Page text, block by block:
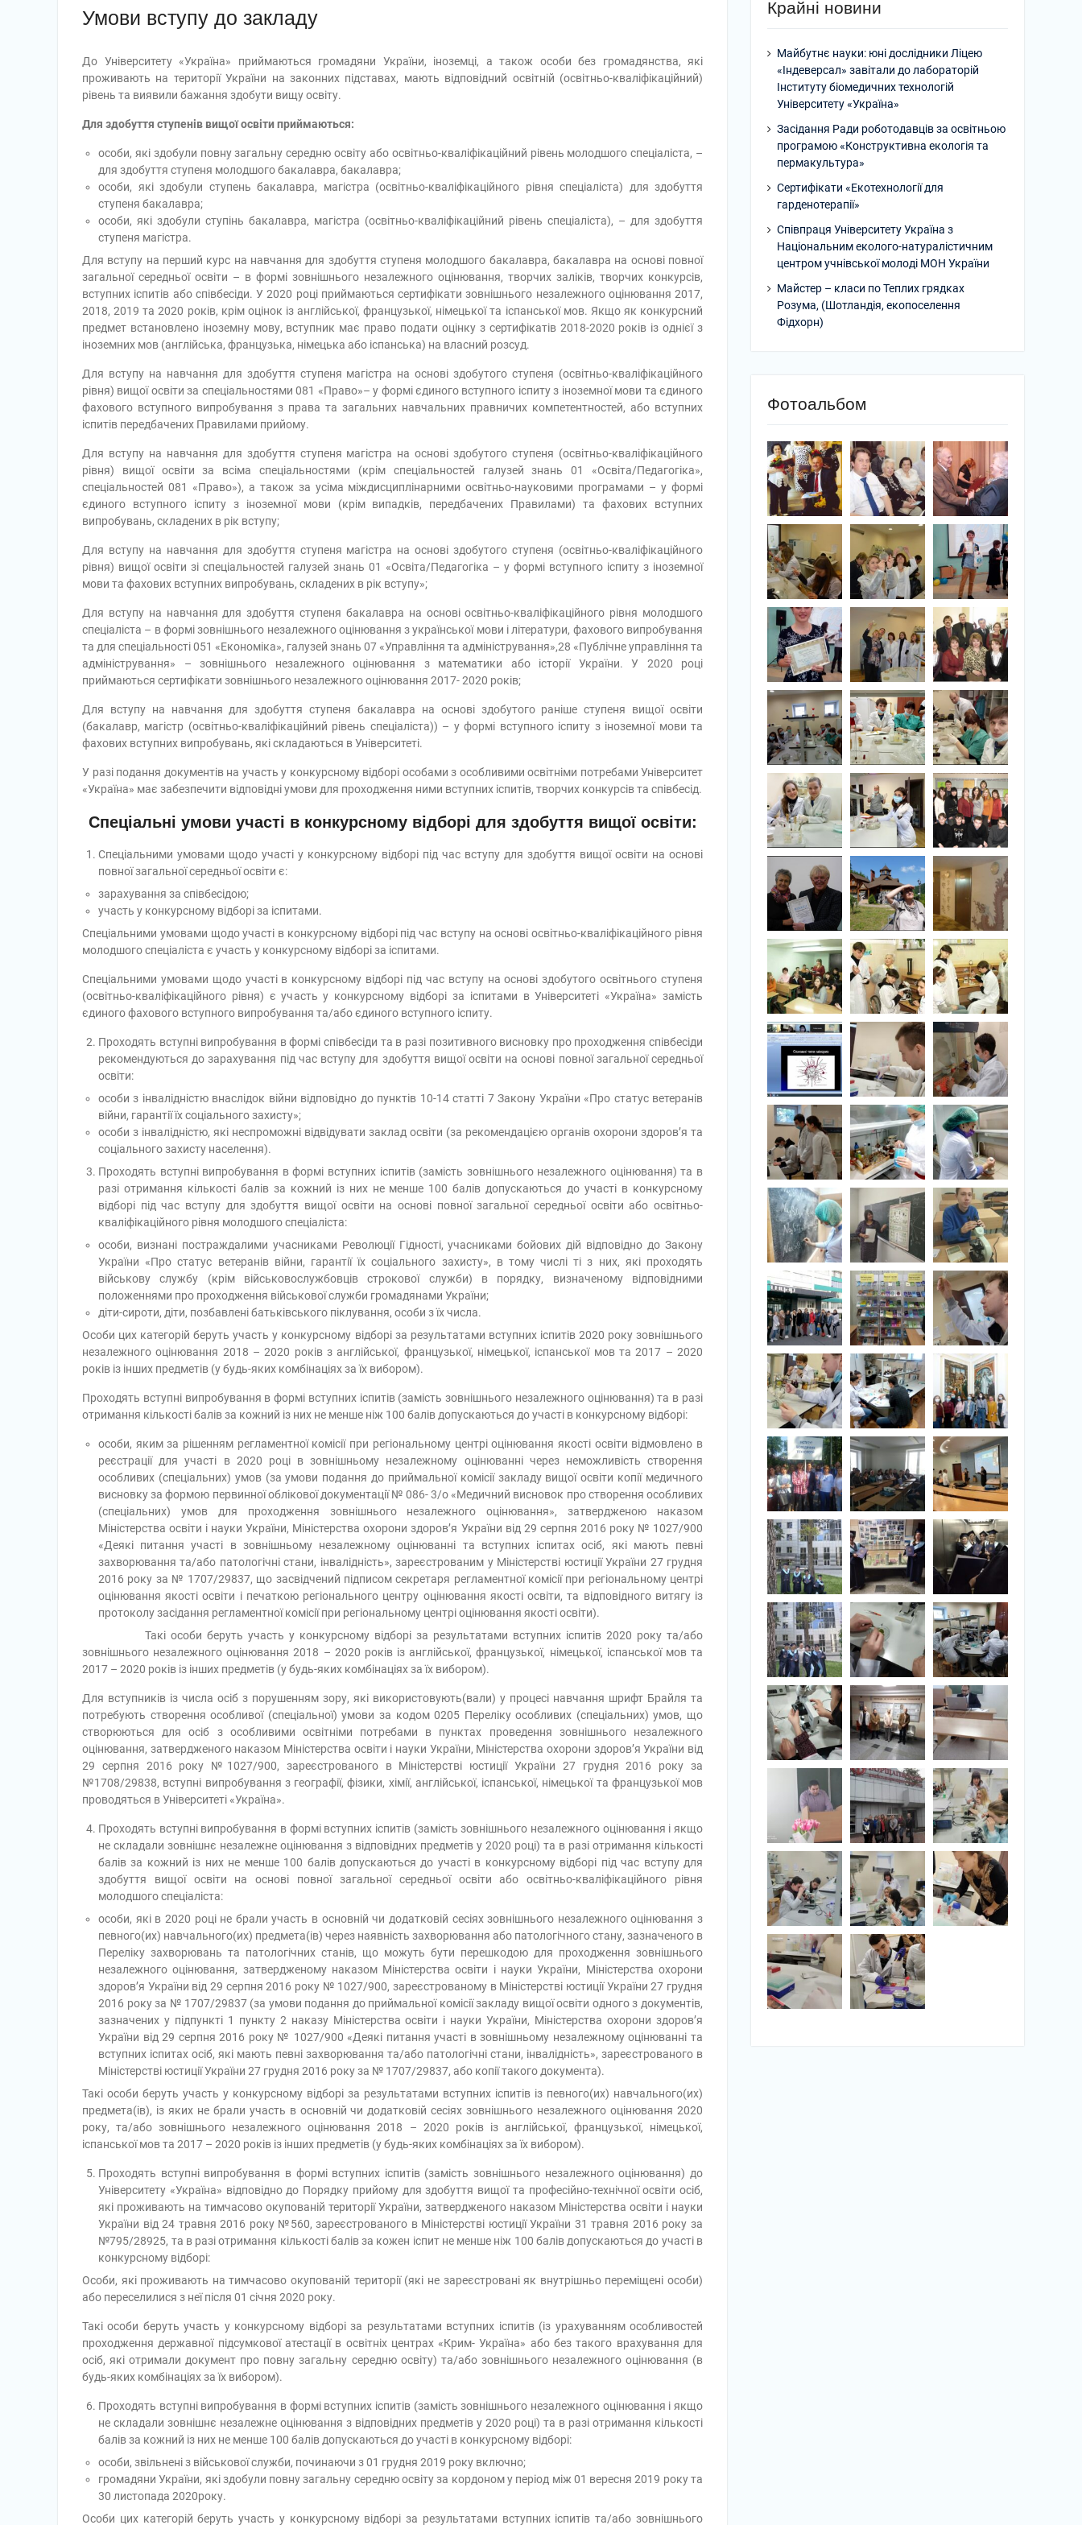
Умови вступу до закладу
До Університету «Україна» приймаються громадяни України, іноземці, а також особи без громадянства, які
проживають на території України на законних підставах, мають відповідний освітній (освітньо-кваліфікаційний)
рівень та виявили бажання здобути вищу освіту.
Для здобуття ступенів вищої освіти приймаються:
особи, які здобули повну загальну середню освіту або освітньо-кваліфікаційний рівень молодшого спеціаліста, –
для здобуття ступеня молодшого бакалавра, бакалавра;
особи, які здобули ступень бакалавра, магістра (освітньо-кваліфікаційного рівня спеціаліста) для здобуття
ступеня бакалавра;
особи, які здобули ступінь бакалавра, магістра (освітньо-кваліфікаційний рівень спеціаліста), – для здобуття
ступеня магістра.
Для вступу на перший курс на навчання для здобуття ступеня молодшого бакалавра, бакалавра на основі повної
загальної середньої освіти – в формі зовнішнього незалежного оцінювання, творчих заліків, творчих конкурсів,
вступних іспитів або співбесіди. У 2020 році приймаються сертифікати зовнішнього незалежного оцінювання 2017,
2018, 2019 та 2020 років, крім оцінок із англійської, французької, німецької та іспанської мов. Якщо як конкурсний
предмет встановлено іноземну мову, вступник має право подати оцінку з сертифікатів 2018-2020 років із однієї з
іноземних мов (англійська, французька, німецька або іспанська) на власний розсуд.
Для вступу на навчання для здобуття ступеня магістра на основі здобутого ступеня (освітньо-кваліфікаційного
рівня) вищої освіти за спеціальностями 081 «Право»– у формі єдиного вступного іспиту з іноземної мови та єдиного
фахового вступного випробування з права та загальних навчальних правничих компетентностей, або вступних
іспитів передбачених Правилами прийому.
Для вступу на навчання для здобуття ступеня магістра на основі здобутого ступеня (освітньо-кваліфікаційного
рівня) вищої освіти за всіма спеціальностями (крім спеціальностей галузей знань 01 «Освіта/Педагогіка»,
спеціальностей 081 «Право»), а також за усіма міждисциплінарними освітньо-науковими програмами – у формі
єдиного вступного іспиту з іноземної мови (крім випадків, передбачених Правилами) та фахових вступних
випробувань, складених в рік вступу;
Для вступу на навчання для здобуття ступеня магістра на основі здобутого ступеня (освітньо-кваліфікаційного
рівня) вищої освіти зі спеціальностей галузей знань 01 «Освіта/Педагогіка – у формі вступного іспиту з іноземної
мови та фахових вступних випробувань, складених в рік вступу»;
Для вступу на навчання для здобуття ступеня бакалавра на основі освітньо-кваліфікаційного рівня молодшого
спеціаліста – в формі зовнішнього незалежного оцінювання з української мови і літератури, фахового випробування
та для спеціальності 051 «Економіка», галузей знань 07 «Управління та адміністрування»,28 «Публічне управління та
адміністрування» – зовнішнього незалежного оцінювання з математики або історії України. У 2020 році
приймаються сертифікати зовнішнього незалежного оцінювання 2017- 2020 років;
Для вступу на навчання для здобуття ступеня бакалавра на основі здобутого раніше ступеня вищої освіти
(бакалавр, магістр (освітньо-кваліфікаційний рівень спеціаліста)) – у формі вступного іспиту з іноземної мови та
фахових вступних випробувань, які складаються в Університеті.
У разі подання документів на участь у конкурсному відборі особами з особливими освітніми потребами Університет
«Україна» має забезпечити відповідні умови для проходження ними вступних іспитів, творчих конкурсів та співбесід.
Спеціальні умови участі в конкурсному відборі для здобуття вищої освіти:
Спеціальними умовами щодо участі у конкурсному відборі під час вступу для здобуття вищої освіти на основі
повної загальної середньої освіти є:
зарахування за співбесідою;
участь у конкурсному відборі за іспитами.
Спеціальними умовами щодо участі в конкурсному відборі під час вступу на основі освітньо-кваліфікаційного рівня
молодшого спеціаліста є участь у конкурсному відборі за іспитами.
Спеціальними умовами щодо участі в конкурсному відборі під час вступу на основі здобутого освітнього ступеня
(освітньо-кваліфікаційного рівня) є участь у конкурсному відборі за іспитами в Університеті «Україна» замість
єдиного фахового вступного випробування та/або єдиного вступного іспиту.
Проходять вступні випробування в формі співбесіди та в разі позитивного висновку про проходження співбесіди
рекомендуються до зарахування під час вступу для здобуття вищої освіти на основі повної загальної середньої
освіти:
особи з інвалідністю внаслідок війни відповідно до пунктів 10-14 статті 7 Закону України «Про статус ветеранів
війни, гарантії їх соціального захисту»;
особи з інвалідністю, які неспроможні відвідувати заклад освіти (за рекомендацією органів охорони здоров’я та
соціального захисту населення).
Проходять вступні випробування в формі вступних іспитів (замість зовнішнього незалежного оцінювання) та в
разі отримання кількості балів за кожний із них не менше 100 балів допускаються до участі в конкурсному
відборі під час вступу для здобуття вищої освіти на основі повної загальної середньої освіти або освітньо-
кваліфікаційного рівня молодшого спеціаліста:
особи, визнані постраждалими учасниками Революції Гідності, учасниками бойових дій відповідно до Закону
України «Про статус ветеранів війни, гарантії їх соціального захисту», в тому числі ті з них, які проходять
військову службу (крім військовослужбовців строкової служби) в порядку, визначеному відповідними
положеннями про проходження військової служби громадянами України;
діти-сироти, діти, позбавлені батьківського піклування, особи з їх числа.
Особи цих категорій беруть участь у конкурсному відборі за результатами вступних іспитів 2020 року зовнішнього
незалежного оцінювання 2018 – 2020 років з англійської, французької, німецької, іспанської мов та 2017 – 2020
років із інших предметів (у будь-яких комбінаціях за їх вибором).
Проходять вступні випробування в формі вступних іспитів (замість зовнішнього незалежного оцінювання) та в разі
отримання кількості балів за кожний із них не менше ніж 100 балів допускаються до участі в конкурсному відборі:
особи, яким за рішенням регламентної комісії при регіональному центрі оцінювання якості освіти відмовлено в
реєстрації для участі в 2020 році в зовнішньому незалежному оцінюванні через неможливість створення
особливих (спеціальних) умов (за умови подання до приймальної комісії закладу вищої освіти копії медичного
висновку за формою первинної облікової документації № 086- 3/о «Медичний висновок про створення особливих
(спеціальних) умов для проходження зовнішнього незалежного оцінювання», затвердженою наказом
Міністерства освіти і науки України, Міністерства охорони здоров’я України від 29 серпня 2016 року № 1027/900
«Деякі питання участі в зовнішньому незалежному оцінюванні та вступних іспитах осіб, які мають певні
захворювання та/або патологічні стани, інвалідність», зареєстрованим у Міністерстві юстиції України 27 грудня
2016 року за № 1707/29837, що засвідчений підписом секретаря регламентної комісії при регіональному центрі
оцінювання якості освіти і печаткою регіонального центру оцінювання якості освіти, та відповідного витягу із
протоколу засідання регламентної комісії при регіональному центрі оцінювання якості освіти).
Такі особи беруть участь у конкурсному відборі за результатами вступних іспитів 2020 року та/або
зовнішнього незалежного оцінювання 2018 – 2020 років із англійської, французької, німецької, іспанської мов та
2017 – 2020 років із інших предметів (у будь-яких комбінаціях за їх вибором).
Для вступників із числа осіб з порушенням зору, які використовують(вали) у процесі навчання шрифт Брайля та
потребують створення особливої (спеціальної) умови за кодом 0205 Переліку особливих (спеціальних) умов, що
створюються для осіб з особливими освітніми потребами в пунктах проведення зовнішнього незалежного
оцінювання, затвердженого наказом Міністерства освіти і науки України, Міністерства охорони здоров’я України від
29 серпня 2016 року №1027/900, зареєстрованого в Міністерстві юстиції України 27 грудня 2016 року за
№1708/29838, вступні випробування з географії, фізики, хімії, англійської, іспанської, німецької та французької мов
проводяться в Університеті «Україна».
Проходять вступні випробування в формі вступних іспитів (замість зовнішнього незалежного оцінювання і якщо
не складали зовнішнє незалежне оцінювання з відповідних предметів у 2020 році) та в разі отримання кількості
балів за кожний із них не менше 100 балів допускаються до участі в конкурсному відборі під час вступу для
здобуття вищої освіти на основі повної загальної середньої освіти або освітньо-кваліфікаційного рівня
молодшого спеціаліста:
особи, які в 2020 році не брали участь в основній чи додатковій сесіях зовнішнього незалежного оцінювання з
певного(их) навчального(их) предмета(ів) через наявність захворювання або патологічного стану, зазначеного в
Переліку захворювань та патологічних станів, що можуть бути перешкодою для проходження зовнішнього
незалежного оцінювання, затвердженому наказом Міністерства освіти і науки України, Міністерства охорони
здоров’я України від 29 серпня 2016 року № 1027/900, зареєстрованому в Міністерстві юстиції України 27 грудня
2016 року за № 1707/29837 (за умови подання до приймальної комісії закладу вищої освіти одного з документів,
зазначених у підпункті 1 пункту 2 наказу Міністерства освіти і науки України, Міністерства охорони здоров’я
України від 29 серпня 2016 року № 1027/900 «Деякі питання участі в зовнішньому незалежному оцінюванні та
вступних іспитах осіб, які мають певні захворювання та/або патологічні стани, інвалідність», зареєстрованого в
Міністерстві юстиції України 27 грудня 2016 року за № 1707/29837, або копії такого документа).
Такі особи беруть участь у конкурсному відборі за результатами вступних іспитів із певного(их) навчального(их)
предмета(ів), із яких не брали участь в основній чи додатковій сесіях зовнішнього незалежного оцінювання 2020
року, та/або зовнішнього незалежного оцінювання 2018 – 2020 років із англійської, французької, німецької,
іспанської мов та 2017 – 2020 років із інших предметів (у будь-яких комбінаціях за їх вибором).
Проходять вступні випробування в формі вступних іспитів (замість зовнішнього незалежного оцінювання) до
Університету «Україна» відповідно до Порядку прийому для здобуття вищої та професійно-технічної освіти осіб,
які проживають на тимчасово окупованій території України, затвердженого наказом Міністерства освіти і науки
України від 24 травня 2016 року №560, зареєстрованого в Міністерстві юстиції України 31 травня 2016 року за
№795/28925, та в разі отримання кількості балів за кожен іспит не менше ніж 100 балів допускаються до участі в
конкурсному відборі:
Особи, які проживають на тимчасово окупованій території (які не зареєстровані як внутрішньо переміщені особи)
або переселилися з неї після 01 січня 2020 року.
Такі особи беруть участь у конкурсному відборі за результатами вступних іспитів (із урахуванням особливостей
проходження державної підсумкової атестації в освітніх центрах «Крим- Україна» або без такого врахування для
осіб, які отримали документ про повну загальну середню освіту) та/або зовнішнього незалежного оцінювання (в
будь-яких комбінаціях за їх вибором).
Проходять вступні випробування в формі вступних іспитів (замість зовнішнього незалежного оцінювання і якщо
не складали зовнішнє незалежне оцінювання з відповідних предметів у 2020 році) та в разі отримання кількості
балів за кожний із них не менше 100 балів допускаються до участі в конкурсному відборі:
особи, звільнені з військової служби, починаючи з 01 грудня 2019 року включно;
громадяни України, які здобули повну загальну середню освіту за кордоном у період між 01 вересня 2019 року та
30 листопада 2020року.
Особи цих категорій беруть участь у конкурсному відборі за результатами вступних іспитів та/або зовнішнього
Крайні новини
Майбутнє науки: юні дослідники Ліцею
«Індеверсал» завітали до лабораторій
Інституту біомедичних технологій
Університету «Україна»
Засідання Ради роботодавців за освітньою
програмою «Конструктивна екологія та
пермакультура»
Сертифікати «Екотехнології для
гарденотерапії»
Співпраця Університету Україна з
Національним еколого-натуралістичним
центром учнівської молоді МОН України
Майстер – класи по Теплих грядках
Розума, (Шотландія, екопоселення
Фідхорн)
Фотоальбом